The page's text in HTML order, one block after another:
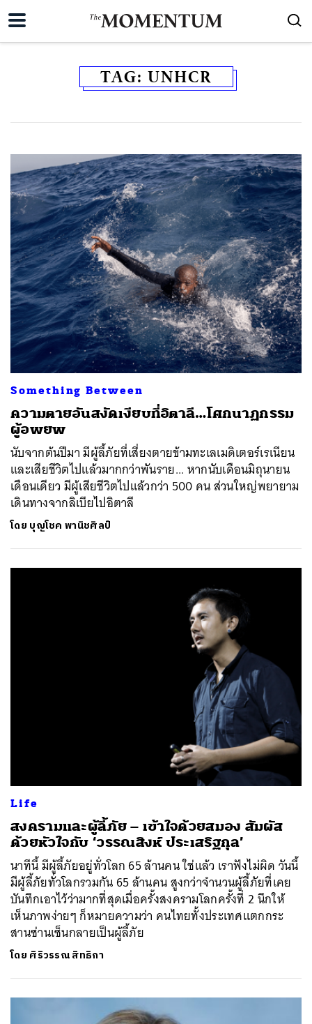
TAG: UNHCR
Something Between
ความตายอันสงัดเงียบที่อิตาลี…โศกนาฏกรรม
ผู้อพยพ
นับจากต้นปีมา มีผู้ลี้ภัยที่เสี่ยงตายข้ามทะเลเมดิเตอร์เรเนียน
และเสียชีวิตไปแล้วมากกว่าพันราย... หากนับเดือนมิถุนายน
เดือนเดียว มีผู้เสียชีวิตไปแล้วกว่า 500 คน ส่วนใหญ่พยายาม
เดินทางจากลิเบียไปอิตาลี
โดย บุญโชค พานิชศิลป์
Life
​สงครามและผู้ลี้ภัย – เข้าใจด้วยสมอง สัมผัส
ด้วยหัวใจกับ ‘วรรณสิงห์ ประเสริฐกุล’
นาทีนี้ มีผู้ลี้ภัยอยู่ทั่วโลก 65 ล้านคน ​ ใช่แล้ว เราฟังไม่ผิด วันนี้
มีผู้ลี้ภัยทั่วโลกรวมกัน 65 ล้านคน สูงกว่าจำนวนผู้ลี้ภัยที่เคย
บันทึกเอาไว้ว่ามากที่สุดเมื่อครั้งสงครามโลกครั้งที่ 2 นึกให้
เห็นภาพง่ายๆ ก็หมายความว่า คนไทยทั้งประเทศแตกกระ
สานซ่านเซ็นกลายเป็นผู้ลี้ภัย
โดย ศิริวรรณ สิทธิกา